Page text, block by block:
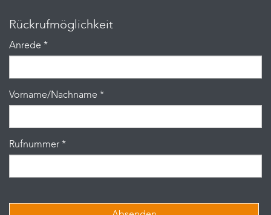
Rückrufmöglichkeit
Anrede *
Vorname/Nachname *
Rufnummer *